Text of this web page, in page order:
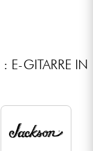
E-GITARRE IN